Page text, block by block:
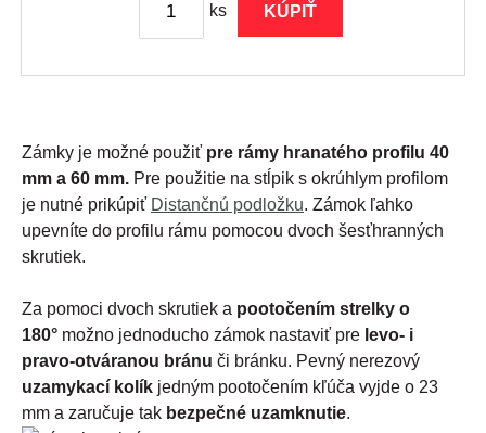
ks KÚPIŤ
Zámky je možné použiť pre rámy hranatého profilu 40
mm a 60 mm. Pre použitie na stĺpik s okrúhlym profilom
je nutné prikúpiť Distančnú podložku. Zámok ľahko
upevníte do profilu rámu pomocou dvoch šesťhranných
skrutiek.
Za pomoci dvoch skrutiek a pootočením strelky o
180° možno jednoducho zámok nastaviť pre levo- i
pravo-otváranou bránu či bránku. Pevný nerezový
uzamykací kolík jedným pootočením kľúča vyjde o 23
mm a zaručuje tak bezpečné uzamknutie.